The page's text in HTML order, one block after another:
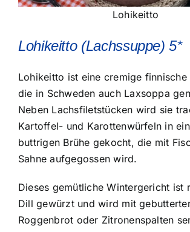
Lohikeitto
Lohikeitto (Lachssuppe) 5*
Lohikeitto ist eine cremige finnische
die in Schweden auch Laxsoppa
Neben Lachsfiletstücken wird sie
Kartoffel- und Karottenwürfeln in
buttrigen Brühe gekocht, die mit
Sahne aufgegossen wird.
Dieses gemütliche Wintergericht ist
Dill gewürzt und wird mit
Roggenbrot oder Zitronenspalten